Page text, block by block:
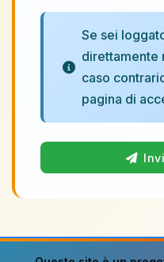
Se sei
direttamente
caso
pagina di